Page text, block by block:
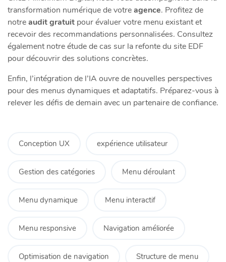
transformation numérique de votreagence. Profitez de
notreaudit gratuit pour évaluer votre menu existant et
recevoir des recommandations personnalisées. Consultez
également notre étude de cas sur la refonte du site EDF
pour découvrir des solutions concrètes.
Enfin, l’intégration de l’IA ouvre de nouvelles perspectives
pour des menus dynamiques et adaptatifs. Préparez-vous à
relever les défis de demain avec un partenaire de confiance.
Conception UX expérience utilisateur
Gestion des catégories Menu déroulant
Menu dynamique Menu interactif
Menu responsive Navigation améliorée
Optimisation de navigation Structure de menu